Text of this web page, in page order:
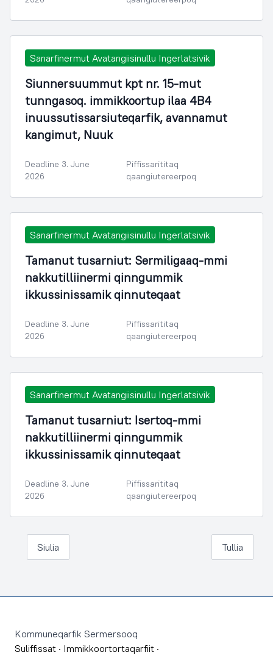
Sanarfinermut Avatangiisinullu Ingerlatsivik
Siunnersuummut kpt nr. 15-mut
tunngasoq. immikkoortup ilaa 4B4
inuussutissarsiuteqarfik, avannamut
kangimut, Nuuk
Deadline 3. June
2026
Piffissarititaq
qaangiutereerpoq
Sanarfinermut Avatangiisinullu Ingerlatsivik
Tamanut tusarniut: Sermiligaaq-mmi
nakkutilliinermi qinngummik
ikkussinissamik qinnuteqaat
Deadline 3. June
2026
Piffissarititaq
qaangiutereerpoq
Sanarfinermut Avatangiisinullu Ingerlatsivik
Tamanut tusarniut: Isertoq-mmi
nakkutilliinermi qinngummik
ikkussinissamik qinnuteqaat
Deadline 3. June
2026
Piffissarititaq
qaangiutereerpoq
Siulia Tullia
Kommuneqarfik Sermersooq
Suliffissat · Immikkoortortaqarfiit ·